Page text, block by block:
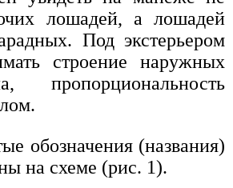
лошадей, а лошадей
Под экстерьером
строение наружных
пропорциональность
обозначения (названия)
на схеме (рис. 1).